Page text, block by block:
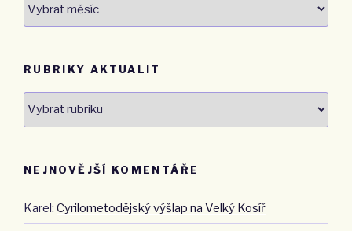
RUBRIKY AKTUALIT
Rubriky
NEJNOVĚJŠÍ KOMENTÁŘE
Karel: Cyrilometodějský výšlap na Velký Kosíř